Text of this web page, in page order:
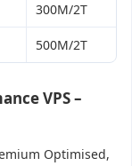
300M/2T
500M/2T
VPS –
Optimised,